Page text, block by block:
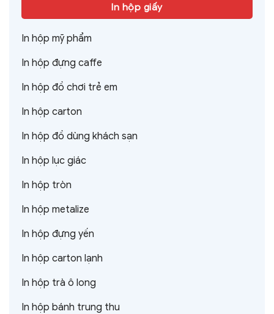
In hộp giấy
In hộp mỹ phẩm
In hộp đựng caffe
In hộp đồ chơi trẻ em
In hộp carton
In hộp đồ dùng khách sạn
In hộp lục giác
In hộp tròn
In hộp metalize
In hộp đựng yến
In hộp carton lạnh
In hộp trà ô long
In hộp bánh trung thu